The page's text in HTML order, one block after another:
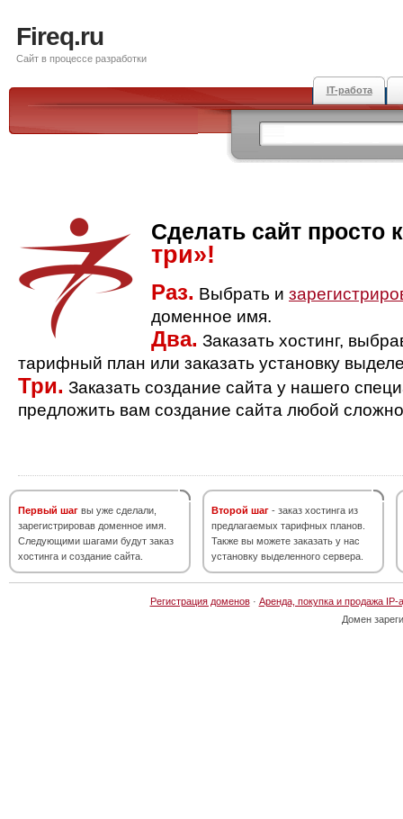
Fireq.ru
Сайт в процессе разработки
IT-работа
Сделать сайт просто
три»!
Раз. Выбрать и
доменное имя.
Два. Заказать хостинг,
тарифный план или заказать установку
Три. Заказать создание сайта у нашего
предложить вам создание сайта любой
Первый шаг вы уже сделали,
зарегистрировав доменное имя.
Следующими шагами будут заказ
хостинга и создание сайта.
Второй шаг - заказ хостинга из
предлагаемых тарифных планов.
Также вы можете заказать у нас
установку выделенного сервера.
Регистрация доменов· Аренда, покупка и продажа IP-
Домен